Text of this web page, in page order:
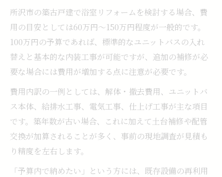
所沢市の築古戸建で浴室リフォームを検討する場合、費
用の目安としては60万円～150万円程度が一般的です。
100万円の予算であれば、標準的なユニットバスの入れ
替えと基本的な内装工事が可能ですが、追加の補修が必
要な場合には費用が増加する点に注意が必要です。
費用内訳の一例としては、解体・撤去費用、ユニットバ
ス本体、給排水工事、電気工事、仕上げ工事が主な項目
です。築年数が古い場合、これに加えて土台補修や配管
交換が加算されることが多く、事前の現地調査が見積も
り精度を左右します。
「予算内で納めたい」という方には、既存設備の再利用